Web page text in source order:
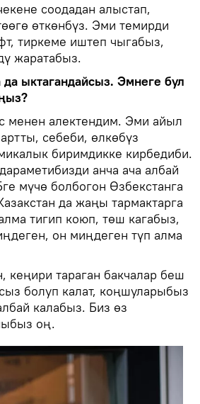
соодадан алыстап,
өткөнбүз. Эми темирди
тиркеме иштеп чыгабыз,
жаратабыз.
ыктагандайсыз. Эмнеге бул
менен алектендим. Эми айыл
себеби, өлкөбүз
биримдикке кирбедиби.
анча ача албай
мүчө болбогон Өзбекстанга
да жаңы тармактарга
тигип коюп, төш кагабыз,
он миңдеген түп алма
кеңири тараган бакчалар беш
болуп калат, коңшуларыбыз
калабыз. Биз өз
оң.